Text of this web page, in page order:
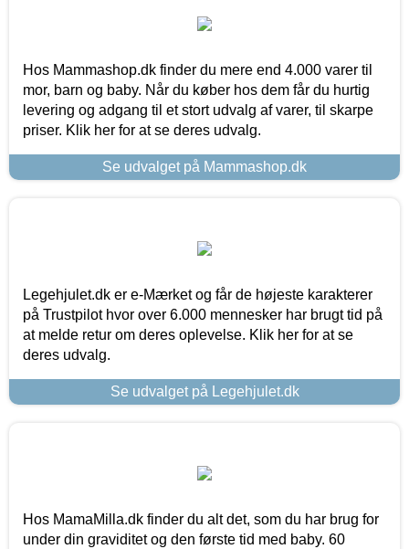
Hos Mammashop.dk finder du mere end 4.000 varer til
mor, barn og baby. Når du køber hos dem får du hurtig
levering og adgang til et stort udvalg af varer, til skarpe
priser. Klik her for at se deres udvalg.
Se udvalget på Mammashop.dk
Legehjulet.dk er e-Mærket og får de højeste karakterer
på Trustpilot hvor over 6.000 mennesker har brugt tid på
at melde retur om deres oplevelse. Klik her for at se
deres udvalg.
Se udvalget på Legehjulet.dk
Hos MamaMilla.dk finder du alt det, som du har brug for
under din graviditet og den første tid med baby. 60